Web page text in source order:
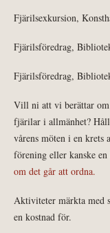
Fjärilsexkursion,
Fjärilsföredrag,
Fjärilsföredrag,
Vill ni att vi berättar
fjärilar i allmänhet?
vårens möten i en krets
förening eller kanske
om det går att ordna.
Aktiviteter märkta med
en kostnad för.